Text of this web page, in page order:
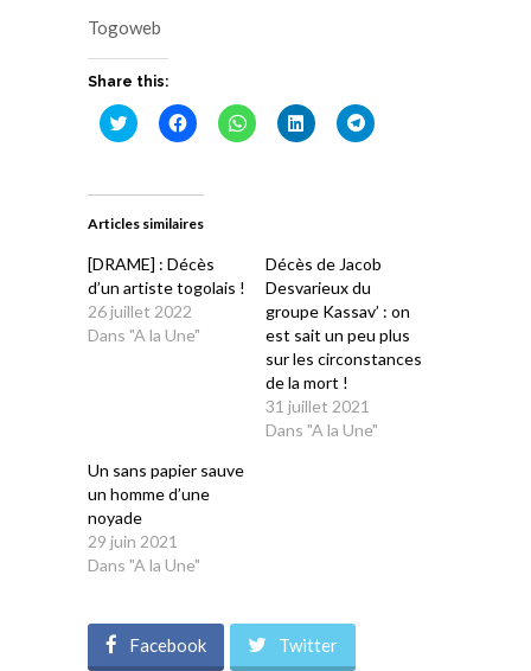
Togoweb
Share this:
Cliquez
pour
dans
nouvelle
Cliquez
pour
dans
nouvelle
Cliquez
pour
Cliquez
pour
Cliquez
pour
Articles similaires
[DRAME] : Décès
d’un artiste togolais !
26 juillet 2022
Dans "A la Une"
Décès de Jacob
Desvarieux du
groupe Kassav’ : on
est sait un peu plus
sur les circonstances
de la mort !
31 juillet 2021
Dans "A la Une"
Un sans papier sauve
un homme d’une
noyade
29 juin 2021
Dans "A la Une"
Facebook Twitter